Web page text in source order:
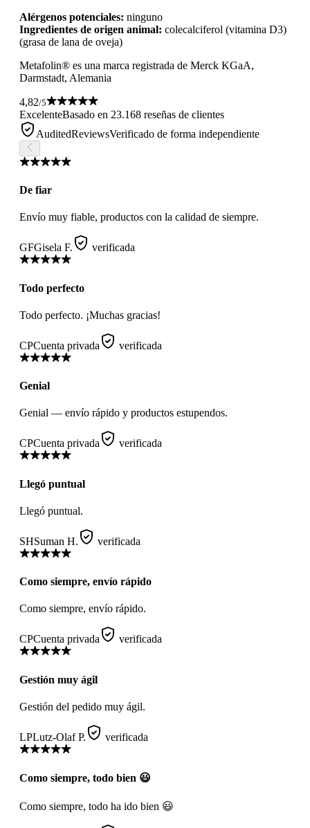
Alérgenos potenciales: ninguno
Ingredientes de origen animal: colecalciferol (vitamina D3)
(grasa de lana de oveja)
Metafolin® es una marca registrada de Merck KGaA,
Darmstadt, Alemania
4,82/5
ExcelenteBasado en 23.168 reseñas de clientes
AuditedReviewsVerificado de forma independiente
De fiar
Envío muy fiable, productos con la calidad de siempre.
GFGisela F. verificada
Todo perfecto
Todo perfecto. ¡Muchas gracias!
CPCuenta privada verificada
Genial
Genial — envío rápido y productos estupendos.
CPCuenta privada verificada
Llegó puntual
Llegó puntual.
SHSuman H. verificada
Como siempre, envío rápido
Como siempre, envío rápido.
CPCuenta privada verificada
Gestión muy ágil
Gestión del pedido muy ágil.
LPLutz-Olaf P. verificada
Como siempre, todo bien 😃
Como siempre, todo ha ido bien 😃